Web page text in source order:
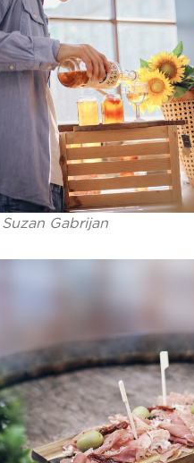
Suzan Gabrijan